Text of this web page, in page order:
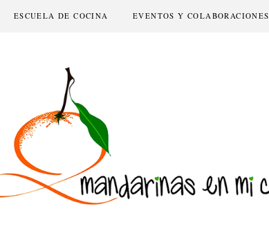
ESCUELA DE COCINA EVENTOS Y COLABORACIONES